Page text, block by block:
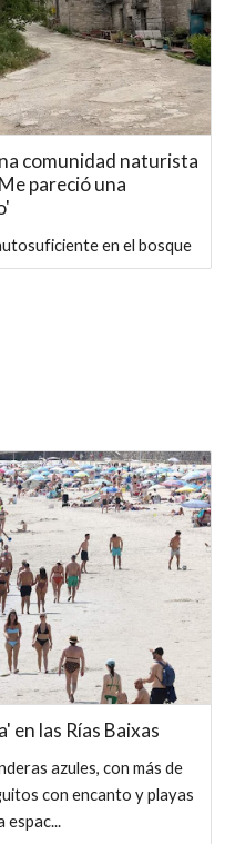
comunidad naturista
pareció una
en el bosque
en las Rías Baixas
azules, con más de
con encanto y playas
espac...